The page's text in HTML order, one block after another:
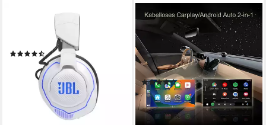
Quantum 910P Console
Wireless Gaming-Headset
(42)
149,99 € UVP299,99 €
lieferbar - in 3-4 Werktagen bei dir
ALPHA ELECTRONICS
Wireless CarPlay und Android
Auto Adapter USB-A, USB-C,
Plug & Play Sprachsteuerung
USB-C Adapter inklusive
(22)
28,95 € 39,95 €
-28%
lieferbar - in 4-5 Werktagen bei dir